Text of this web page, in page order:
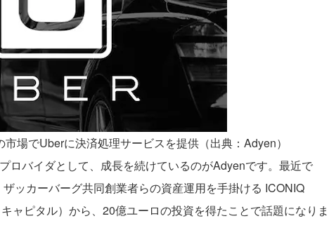
場でUberに決済処理サービスを提供（出典：Adyen）
ロバイダとして、成長を続けているのがAdyenです。最近で
ッカーバーグ共同創業者らの資産運用を手掛ける ICONIQ
ャピタル）から、20億ユーロの投資を得たことで話題になりま